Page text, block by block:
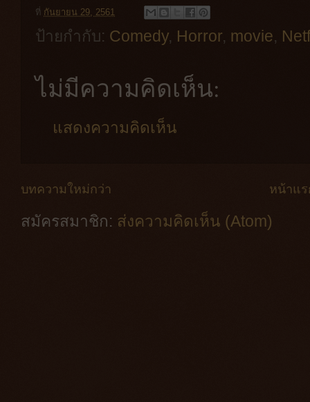
ที่ กันยายน 29, 2561
ป้ายกำกับ: Comedy, Horror, movie,
ไม่มีความคิดเห็น:
แสดงความคิดเห็น
บทความใหม่กว่า หน้าแร
สมัครสมาชิก: ส่งความคิดเห็น (Atom)